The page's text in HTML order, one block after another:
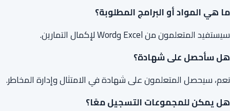
ما هي المواد أو البرامج المطلوبة؟
سيستفيد المتعلمون من Excel وWord لإكمال التمارين.
هل سأحصل على شهادة؟
نعم، سيحصل المتعلمون على شهادة في الامتثال وإدارة المخاطر.
هل يمكن للمجموعات التسجيل معًا؟